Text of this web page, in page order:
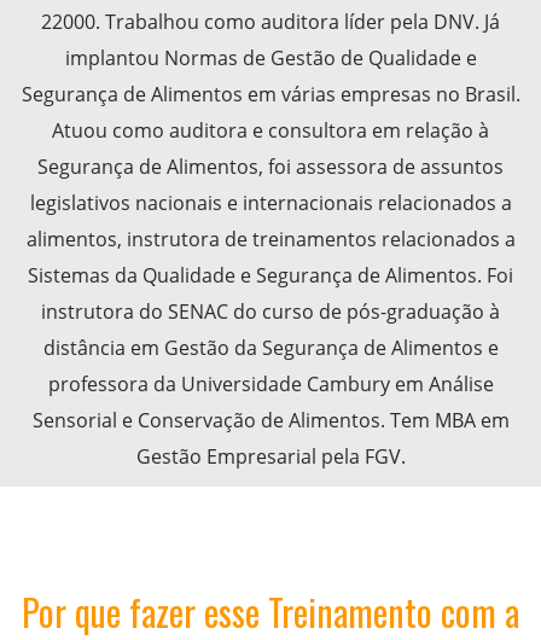
22000. Trabalhou como auditora líder pela DNV. Já
implantou Normas de Gestão de Qualidade e
Segurança de Alimentos em várias empresas no Brasil.
Atuou como auditora e consultora em relação à
Segurança de Alimentos, foi assessora de assuntos
legislativos nacionais e internacionais relacionados a
alimentos, instrutora de treinamentos relacionados a
Sistemas da Qualidade e Segurança de Alimentos. Foi
instrutora do SENAC do curso de pós-graduação à
distância em Gestão da Segurança de Alimentos e
professora da Universidade Cambury em Análise
Sensorial e Conservação de Alimentos. Tem MBA em
Gestão Empresarial pela FGV.
Por que fazer esse Treinamento com a